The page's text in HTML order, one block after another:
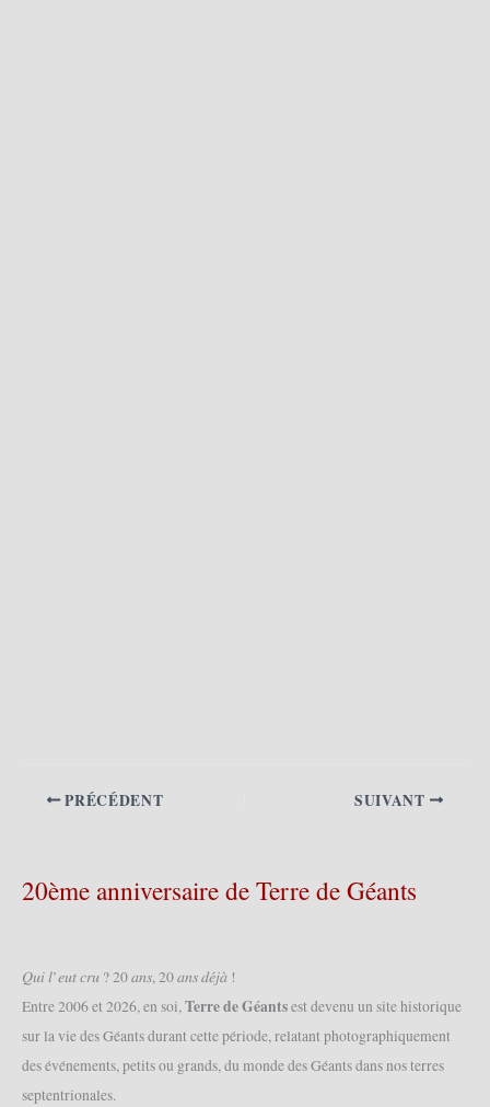
PRÉCÉDENT SUIVANT
20ème anniversaire de Terre de Géants
𝑄𝑢𝑖 𝑙’𝑒𝑢𝑡 𝑐𝑟𝑢 ? 20 𝑎𝑛𝑠, 20 𝑎𝑛𝑠 𝑑𝑒́𝑗𝑎̀ !
Entre 2006 et 2026, en soi,Terre de Géantsest devenu un site historique
sur la vie des Géants durant cette période, relatant photographiquement
des événements, petits ou grands, du monde des Géants dans nos terres
septentrionales.